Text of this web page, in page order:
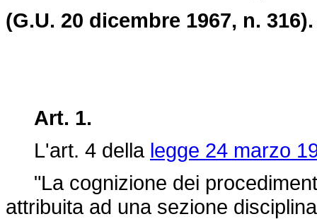
(G.U. 20 dicembre 1967, n. 316).
Art. 1.
L'art. 4 della legge 24 marzo
"La cognizione dei
attribuita ad una sezione